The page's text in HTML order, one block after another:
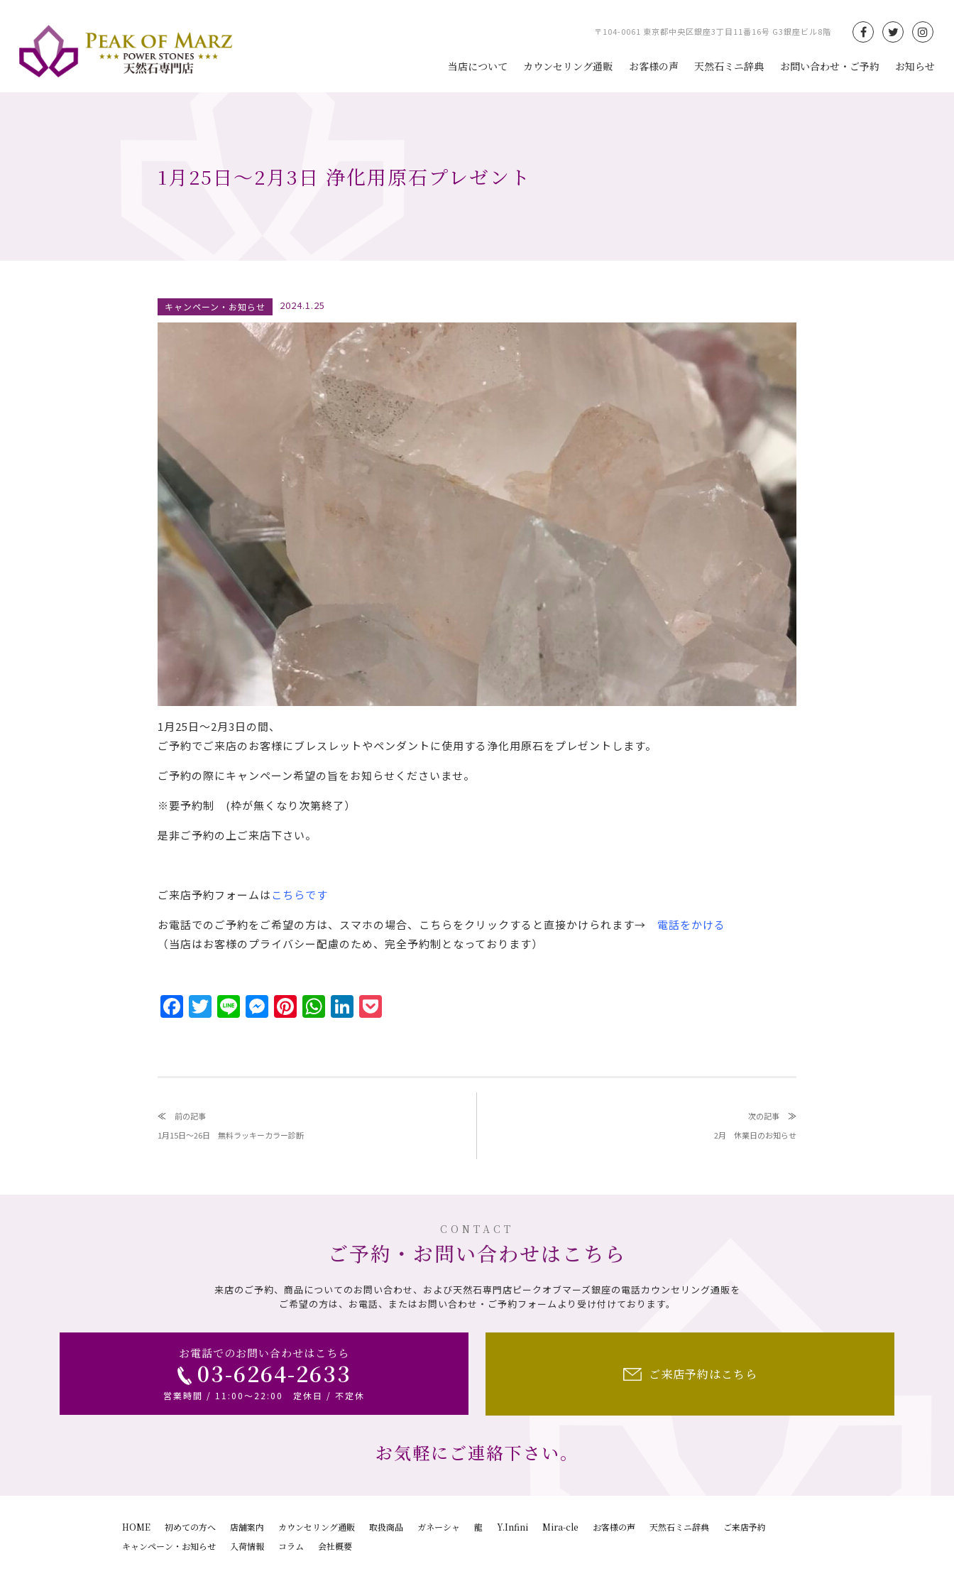
〒104-0061 東京都中央区銀座3丁目11番16号 G3銀座ビル8階
当店について カウンセリング通販 お客様の声 天然石ミニ辞典 お問い合わせ・ご予約 お知らせ
1月25日〜2月3日 浄化用原石プレゼント
キャンペーン・お知らせ 2024.1.25
1月25日〜2月3日の間、
ご予約でご来店のお客様にブレスレットやペンダントに使用する浄化用原石をプレゼントします。
ご予約の際にキャンペーン希望の旨をお知らせくださいませ。
※要予約制 (枠が無くなり次第終了）
是非ご予約の上ご来店下さい。
ご来店予約フォームはこちらです
お電話でのご予約をご希望の方は、スマホの場合、こちらをクリックすると直接かけられます→ 電話をかける
（当店はお客様のプライバシー配慮のため、完全予約制となっております）
FacebookTwitterLine MessengerPinterestWhatsAppLinkedIn
≪ 前の記事
1月15日〜26日 無料ラッキーカラー診断
次の記事 ≫
2月 休業日のお知らせ
CONTACT
ご予約・お問い合わせはこちら
来店のご予約、商品についてのお問い合わせ、および天然石専門店ピークオブマーズ銀座の電話カウンセリング通販を
ご希望の方は、お電話、またはお問い合わせ・ご予約フォームより受け付けております。
お電話でのお問い合わせはこちら
03-6264-2633
営業時間 / 11:00～22:00 定休日 / 不定休
ご来店予約はこちら
お気軽にご連絡下さい。
HOME 初めての方へ 店舗案内 カウンセリング通販 取扱商品 ガネーシャ 龍 Y.Infini Mira-cle お客様の声 天然石ミニ辞典
ご来店予約
キャンペーン・お知らせ
入荷情報 コラム 会社概要